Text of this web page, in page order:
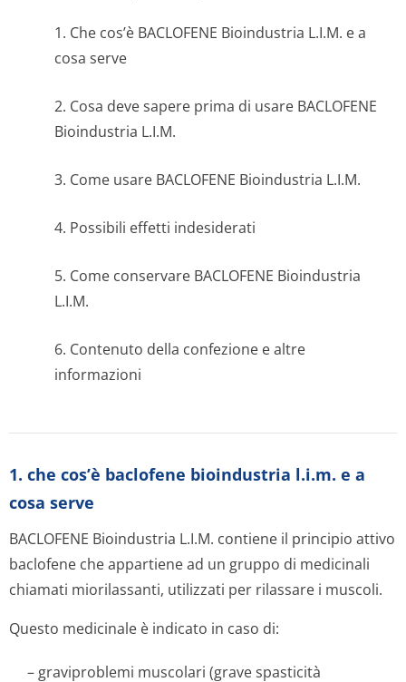
1. Che cos’è BACLOFENE Bioindustria L.I.M. e a
cosa serve
2. Cosa deve sapere prima di usare BACLOFENE
Bioindustria L.I.M.
3. Come usare BACLOFENE Bioindustria L.I.M.
4. Possibili effetti indesiderati
5. Come conservare BACLOFENE Bioindustria
L.I.M.
6. Contenuto della confezione e altre
informazioni
1. che cos’è baclofene bioindustria l.i.m. e a
cosa serve
BACLOFENE Bioindustria L.I.M. contiene il principio attivo
baclofene che appartiene ad un gruppo di medicinali
chiamati miorilassanti, utilizzati per rilassare i muscoli.
Questo medicinale è indicato in caso di:
– graviproblemi muscolari (grave spasticità